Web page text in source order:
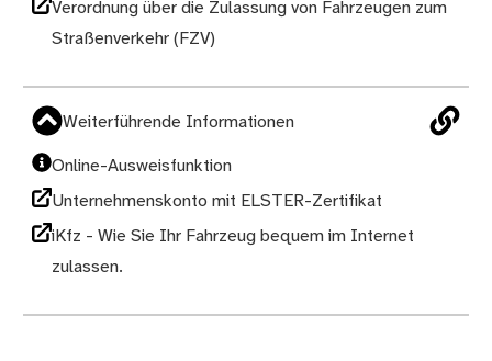
Verordnung über die Zulassung von Fahrzeugen zum
Straßenverkehr (FZV)
Weiterführende Informationen
Online-Ausweisfunktion
Unternehmenskonto mit ELSTER-Zertifikat
iKfz - Wie Sie Ihr Fahrzeug bequem im Internet
zulassen.